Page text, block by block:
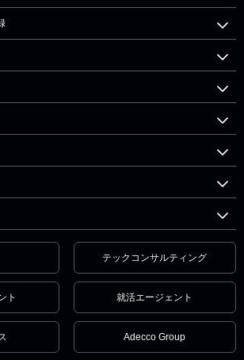
テックコンサルティング
ト 就活エージェント
Adecco Group